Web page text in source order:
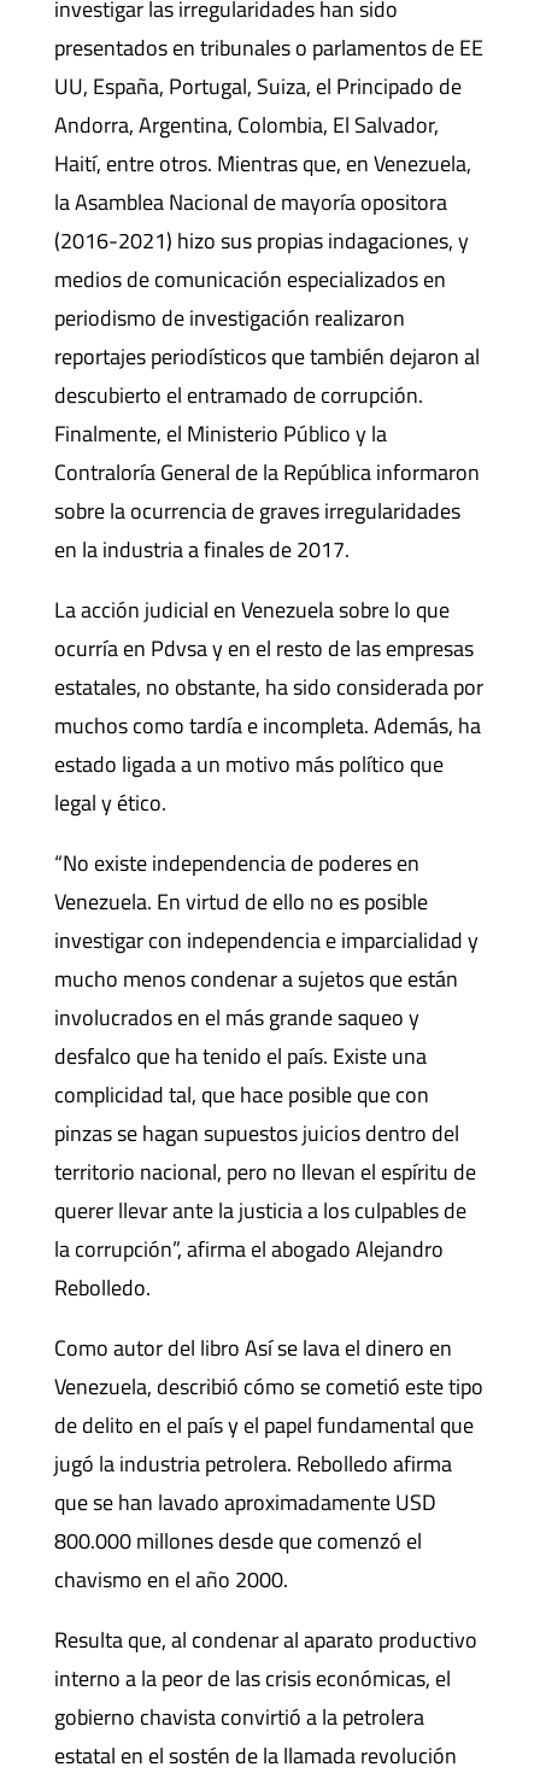
investigar las irregularidades han sido
presentados en tribunales o parlamentos de EE
UU, España, Portugal, Suiza, el Principado de
Andorra, Argentina, Colombia, El Salvador,
Haití, entre otros. Mientras que, en Venezuela,
la Asamblea Nacional de mayoría opositora
(2016-2021) hizo sus propias indagaciones, y
medios de comunicación especializados en
periodismo de investigación realizaron
reportajes periodísticos que también dejaron al
descubierto el entramado de corrupción.
Finalmente, el Ministerio Público y la
Contraloría General de la República informaron
sobre la ocurrencia de graves irregularidades
en la industria a finales de 2017.
La acción judicial en Venezuela sobre lo que
ocurría en Pdvsa y en el resto de las empresas
estatales, no obstante, ha sido considerada por
muchos como tardía e incompleta. Además, ha
estado ligada a un motivo más político que
legal y ético.
“No existe independencia de poderes en
Venezuela. En virtud de ello no es posible
investigar con independencia e imparcialidad y
mucho menos condenar a sujetos que están
involucrados en el más grande saqueo y
desfalco que ha tenido el país. Existe una
complicidad tal, que hace posible que con
pinzas se hagan supuestos juicios dentro del
territorio nacional, pero no llevan el espíritu de
querer llevar ante la justicia a los culpables de
la corrupción”, afirma el abogado Alejandro
Rebolledo.
Como autor del libro Así se lava el dinero en
Venezuela, describió cómo se cometió este tipo
de delito en el país y el papel fundamental que
jugó la industria petrolera. Rebolledo afirma
que se han lavado aproximadamente USD
800.000 millones desde que comenzó el
chavismo en el año 2000.
Resulta que, al condenar al aparato productivo
interno a la peor de las crisis económicas, el
gobierno chavista convirtió a la petrolera
estatal en el sostén de la llamada revolución